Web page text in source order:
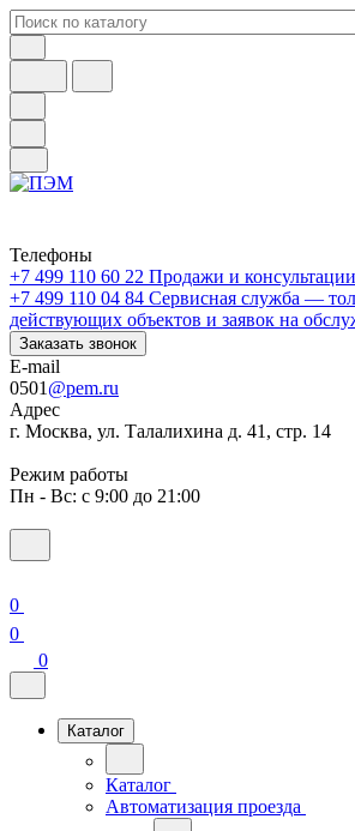
Телефоны
+7 499 110 60 22 Продажи и консультации
+7 499 110 04 84 Сервисная служба —
действующих объектов и заявок на
Заказать звонок
E-mail
0501 @pem.ru
Адрес
г. Москва, ул. Талалихина д. 41, стр. 14
Режим работы
Пн - Вс: с 9:00 до 21:00
0
0
0
Каталог
Каталог
Автоматизация проезда